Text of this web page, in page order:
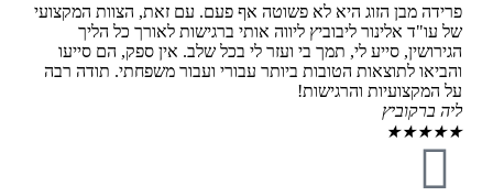
פרידה מבן הזוג היא לא פשוטה אף פעם. עם זאת, הצוות המקצועי
של עו"ד אלינור ליבוביץ ליווה אותי ברגישות לאורך כל הליך
הגירושין, סייע לי, תמך בי ועזר לי בכל שלב. אין ספק, הם סייעו
והביאו לתוצאות הטובות ביותר עבורי ועבור משפחתי. תודה רבה
על המקצועיות והרגישות!
ליה ברקוביץ
★
★
★
★
★